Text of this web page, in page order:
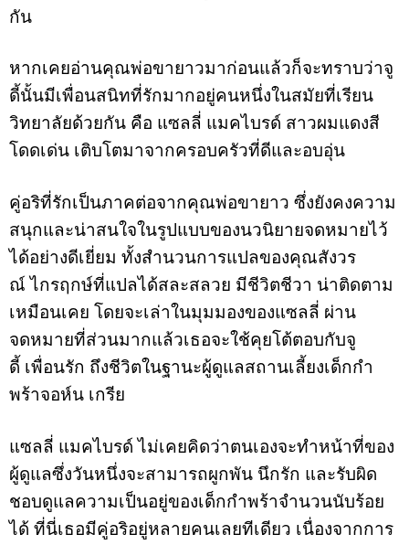
กัน
หากเคยอ่านคุณพ่อขายาวมาก่อนแล้วก็จะทราบว่าจู
ดี้นั้นมีเพื่อนสนิทที่รักมากอยู่คนหนึ่งในสมัยที่เรียน
วิทยาลัยด้วยกัน คือ แซลลี่ แมคไบรด์ สาวผมแดงสี
โดดเด่น เติบโตมาจากครอบครัวที่ดีและอบอุ่น
คู่อริที่รักเป็นภาคต่อจากคุณพ่อขายาว ซึ่งยังคงความ
สนุกและน่าสนใจในรูปแบบของนวนิยายจดหมายไว้
ได้อย่างดีเยี่ยม ทั้งสำนวนการแปลของคุณสังวร
ณ์ ไกรฤกษ์ที่แปลได้สละสลวย มีชีวิตชีวา น่าติดตาม
เหมือนเคย โดยจะเล่าในมุมมองของแซลลี่ ผ่าน
จดหมายที่ส่วนมากแล้วเธอจะใช้คุยโต้ตอบกับจู
ดี้ เพื่อนรัก ถึงชีวิตในฐานะผู้ดูแลสถานเลี้ยงเด็กกำ
พร้าจอห์น เกรีย
แซลลี่ แมคไบรด์ ไม่เคยคิดว่าตนเองจะทำหน้าที่ของ
ผู้ดูแลซึ่งวันหนึ่งจะสามารถผูกพัน นึกรัก และรับผิด
ชอบดูแลความเป็นอยู่ของเด็กกำพร้าจำนวนนับร้อย
ได้ ที่นี่เธอมีคู่อริอยู่หลายคนเลยทีเดียว เนื่องจากการ